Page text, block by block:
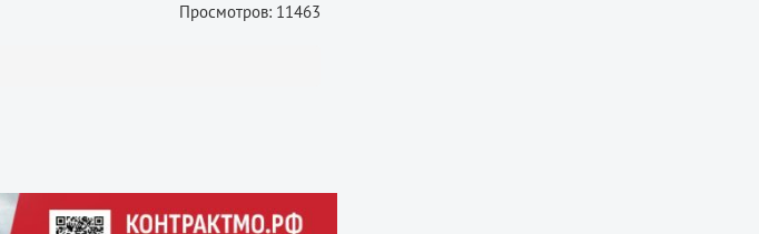
Просмотров: 11463